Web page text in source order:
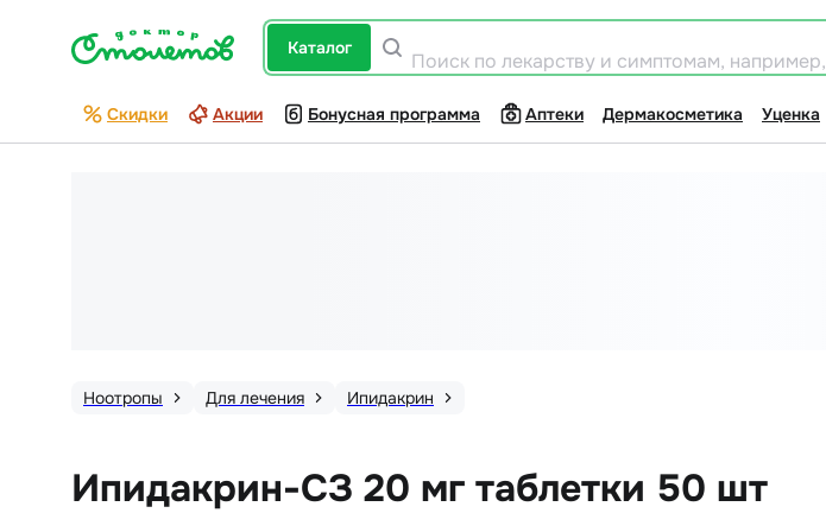
каталог
Поиск по лекарству и симптомам, например,
Скидки Акции Бонусная программа Аптеки Дермакосметика Уценка
Ноотропы Для лечения Ипидакрин
Ипидакрин-СЗ 20 мг таблетки 50 шт